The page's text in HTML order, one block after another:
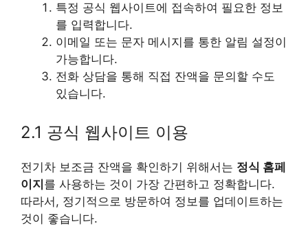
특정 공식 웹사이트에 접속하여 필요한 정보
를 입력합니다.
이메일 또는 문자 메시지를 통한 알림 설정이
가능합니다.
전화 상담을 통해 직접 잔액을 문의할 수도
있습니다.
2.1 공식 웹사이트 이용
전기차 보조금 잔액을 확인하기 위해서는 정식 홈페
이지를 사용하는 것이 가장 간편하고 정확합니다.
따라서, 정기적으로 방문하여 정보를 업데이트하는
것이 좋습니다.